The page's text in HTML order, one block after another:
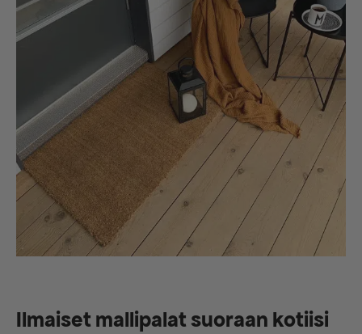
Ilmaiset mallipalat suoraan kotiisi